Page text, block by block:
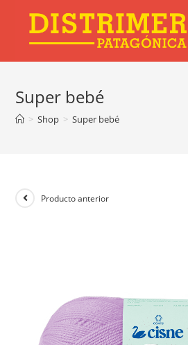
contenido
Super bebé
> Shop > Super bebé
Producto anterior